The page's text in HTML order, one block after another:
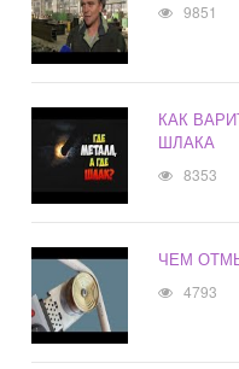
9851
КАК
ШЛАКА
8353
ЧЕМ
4793